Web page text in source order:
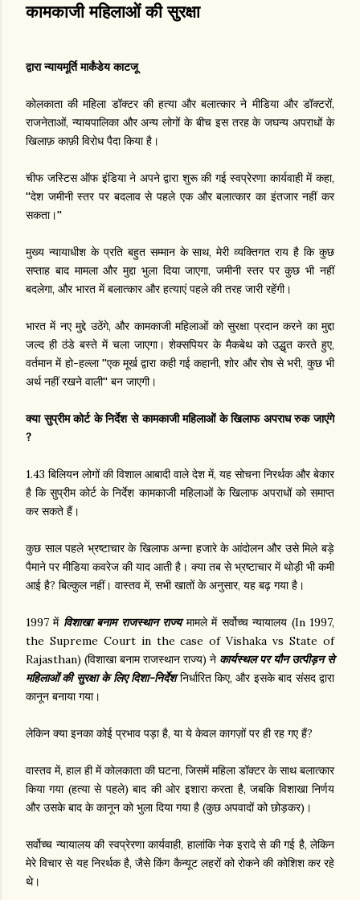
कामकाजी महिलाओं की सुरक्षा
द्वारा न्यायमूर्ति मार्कंडेय काटजू
कोलकाता की महिला डॉक्टर की हत्या और बलात्कार ने मीडिया और डॉक्टरों,
राजनेताओं, न्यायपालिका और अन्य लोगों के बीच इस तरह के जघन्य अपराधों के
खिलाफ़ काफ़ी विरोध पैदा किया है।
चीफ जस्टिस ऑफ इंडिया ने अपने द्वारा शुरू की गई स्वप्रेरणा कार्यवाही में कहा,
''देश जमीनी स्तर पर बदलाव से पहले एक और बलात्कार का इंतजार नहीं कर
सकता।''
मुख्य न्यायाधीश के प्रति बहुत सम्मान के साथ, मेरी व्यक्तिगत राय है कि कुछ
सप्ताह बाद मामला और मुद्दा भुला दिया जाएगा, जमीनी स्तर पर कुछ भी नहीं
बदलेगा, और भारत में बलात्कार और हत्याएं पहले की तरह जारी रहेंगी।
भारत में नए मुद्दे उठेंगे, और कामकाजी महिलाओं को सुरक्षा प्रदान करने का मुद्दा
जल्द ही ठंडे बस्ते में चला जाएगा। शेक्सपियर के मैकबेथ को उद्धृत करते हुए,
वर्तमान में हो-हल्ला ''एक मूर्ख द्वारा कही गई कहानी, शोर और रोष से भरी, कुछ भी
अर्थ नहीं रखने वाली'' बन जाएगी।
क्या सुप्रीम कोर्ट के निर्देश से कामकाजी महिलाओं के खिलाफ अपराध रुक जाएंगे
?
1.43 बिलियन लोगों की विशाल आबादी वाले देश में, यह सोचना निरर्थक और बेकार
है कि सुप्रीम कोर्ट के निर्देश कामकाजी महिलाओं के खिलाफ अपराधों को समाप्त
कर सकते हैं।
कुछ साल पहले भ्रष्टाचार के खिलाफ अन्ना हजारे के आंदोलन और उसे मिले बड़े
पैमाने पर मीडिया कवरेज की याद आती है। क्या तब से भ्रष्टाचार में थोड़ी भी कमी
आई है? बिल्कुल नहीं। वास्तव में, सभी खातों के अनुसार, यह बढ़ गया है।
1997 में विशाखा बनाम राजस्थान राज्यमामले में सर्वोच्च न्यायालय (In 1997,
the Supreme Court in the case of Vishaka vs State of
Rajasthan) (विशाखा बनाम राजस्थान राज्य) ने कार्यस्थल पर यौन उत्पीड़न से
महिलाओं की सुरक्षा के लिए दिशा-निर्देशनिर्धारित किए, और इसके बाद संसद द्वारा
कानून बनाया गया।
लेकिन क्या इनका कोई प्रभाव पड़ा है, या ये केवल कागज़ों पर ही रह गए हैं?
वास्तव में, हाल ही में कोलकाता की घटना, जिसमें महिला डॉक्टर के साथ बलात्कार
किया गया (हत्या से पहले) बाद की ओर इशारा करता है, जबकि विशाखा निर्णय
और उसके बाद के कानून को भुला दिया गया है (कुछ अपवादों को छोड़कर)।
सर्वोच्च न्यायालय की स्वप्रेरणा कार्यवाही, हालांकि नेक इरादे से की गई है, लेकिन
मेरे विचार से यह निरर्थक है, जैसे किंग कैन्यूट लहरों को रोकने की कोशिश कर रहे
थे।